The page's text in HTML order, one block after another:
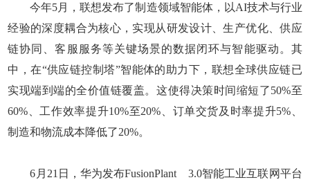
今年5月，联想发布了制造领域智能体，以AI技术与行业
经验的深度耦合为核心，实现从研发设计、生产优化、供应
链协同、客服服务等关键场景的数据闭环与智能驱动。其
中，在“供应链控制塔”智能体的助力下，联想全球供应链已
实现端到端的全价值链覆盖。这使得决策时间缩短了50%至
60%、工作效率提升10%至20%、订单交货及时率提升5%、
制造和物流成本降低了20%。
6月21日，华为发布FusionPlant 3.0智能工业互联网平台